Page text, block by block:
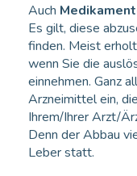
Auch
Es gilt, diese
finden. Meist
wenn Sie die
einnehmen. Ganz
Arzneimittel ein,
Ihrem/Ihrer Arzt/
Denn der Abbau
Leber statt.